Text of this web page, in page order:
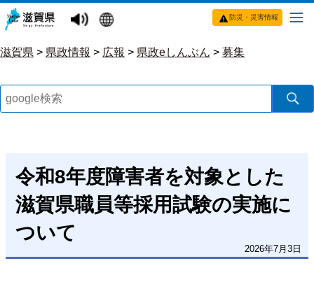
防災・災害情報
滋賀県 > 県政情報 > 広報 > 県政eしんぶん > 募集
令和8年度障害者を対象とした
滋賀県職員等採用試験の実施に
ついて
2026年7月3日